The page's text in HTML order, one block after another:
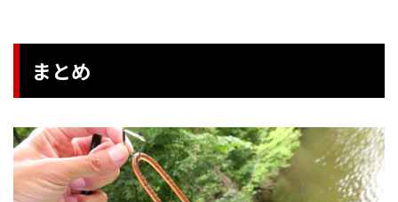
まとめ